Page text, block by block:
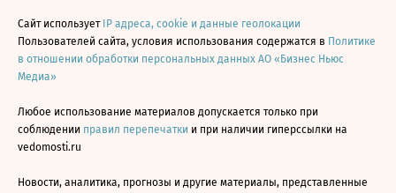
Сайт использует IP адреса, cookie и данные геолокации
Пользователей сайта, условия использования содержатся в Политике
в отношении обработки персональных данных АО «Бизнес Ньюс
Медиа»
Любое использование материалов допускается только при
соблюдении правил перепечатки и при наличии гиперссылки на
vedomosti.ru
Новости, аналитика, прогнозы и другие материалы, представленные